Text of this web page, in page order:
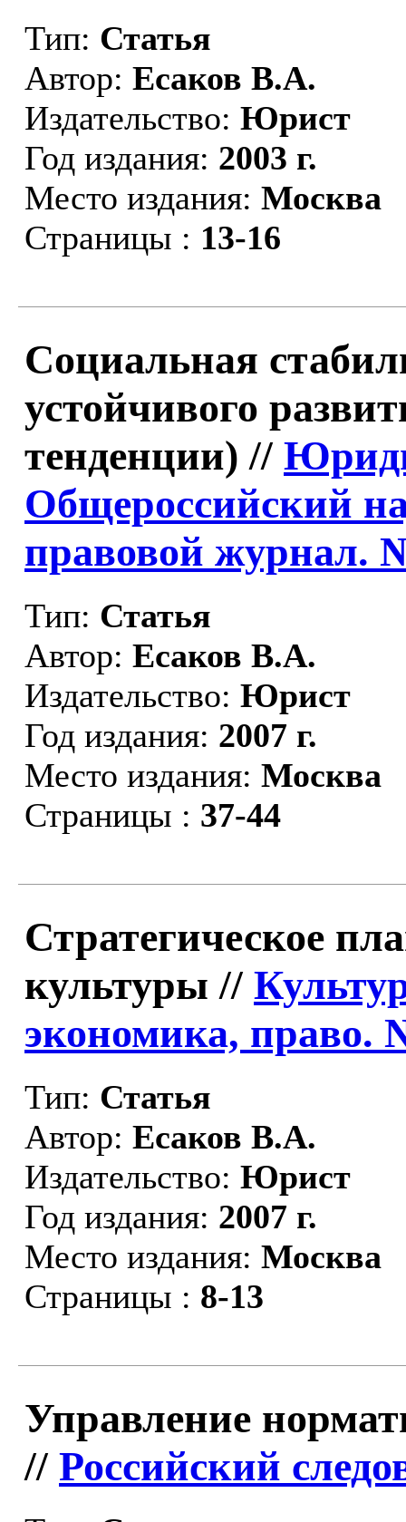
Тип: Статья
Автор: Есаков В.А.
Издательство: Юрист
Год издания: 2003 г.
Место издания: Москва
Страницы : 13-16
Социальная
устойчивого
тенденции) //
Общероссийский
правовой журнал.
Тип: Статья
Автор: Есаков В.А.
Издательство: Юрист
Год издания: 2007 г.
Место издания: Москва
Страницы : 37-44
Стратегическое
культуры //
экономика, право.
Тип: Статья
Автор: Есаков В.А.
Издательство: Юрист
Год издания: 2007 г.
Место издания: Москва
Страницы : 8-13
Управление
// Российский